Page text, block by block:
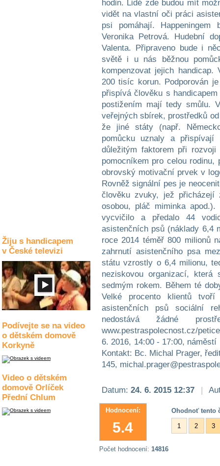
Žiju s handicapem
v České televizi
Podívejte se na video
o dětském domově
Korkyně
Video o dětském
domově Orlíček
Přední Chlum
hodin. Lidé zde budou mít
vidět na vlastní oči práci
psi pomáhají. Happeningem
Veronika Petrová. Hudební
Valenta. Připraveno bude i
světě i u nás běžnou
kompenzovat jejich
200 tisíc korun. Podporován
přispívá člověku s
postižením mají tedy smůlu.
veřejných sbírek, prostředků
že jiné státy (např.
pomůcku uznaly a
důležitým faktorem při
pomocníkem pro celou rodinu,
obrovský motivační prvek v
Rovněž signální pes je
člověku zvuky, jež
osobou, pláč miminka
vycvičilo a předalo 44
asistenčních psů (náklady 6,4
roce 2014 téměř 800 milionů
zahrnutí asistenčního psa
státu vzrostly o 6,4 milionu,
neziskovou organizací,
sedmým rokem. Během té
Velké procento klientů tvoří
asistenčních psů sociální
nedostává žádné
www.pestraspolecnost.cz/
6. 2016, 14:00 - 17:00,
Kontakt: Bc. Michal Prager,
145,
Datum: 24. 6. 2015 12:37 |
Hodnocení:
5.4
Ohodnoť tento
1 2 3
Počet hodnocení: 14816